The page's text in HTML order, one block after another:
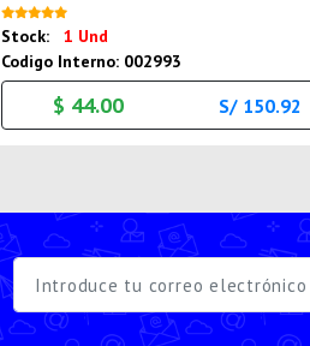
Stock:
1 Und
Codigo Interno: 002993
$ 44.00 S/ 150.92